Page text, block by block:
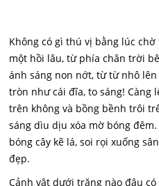
Không có gì thú vị bằng lúc
một hồi lâu, từ phía chân trời
ánh sáng non nớt, từ từ nhô
tròn như cái đĩa, to sáng! Càng
trên không và bồng bềnh trôi
sáng dìu dịu xóa mờ bóng
bóng cây kẽ lá, soi rọi xuống
đẹp.
Cảnh vật dưới trăng nào đâu